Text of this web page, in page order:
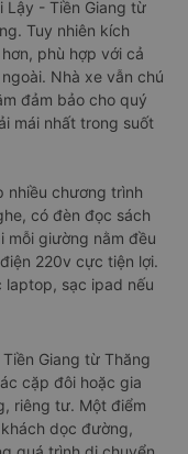
Lậy - Tiền Giang từ
Tuy nhiên kích
phù hợp với cả
Nhà xe vẫn chú
đảm bảo cho quý
mái nhất trong suốt
nhiều chương trình
có đèn đọc sách
mỗi giường nằm đều
220v cực tiện lợi.
laptop, sạc ipad nếu
Giang từ Thăng
cặp đôi hoặc gia
riêng tư. Một điểm
dọc đường,